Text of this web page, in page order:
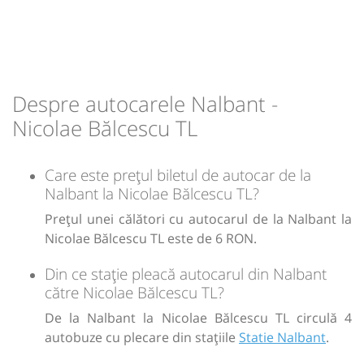
Despre autocarele Nalbant -
Nicolae Bălcescu TL
Care este prețul biletul de autocar de la
Nalbant la Nicolae Bălcescu TL?
Prețul unei călători cu autocarul de la Nalbant la
Nicolae Bălcescu TL este de 6 RON.
Din ce stație pleacă autocarul din Nalbant
către Nicolae Bălcescu TL?
De la Nalbant la Nicolae Bălcescu TL circulă 4
autobuze cu plecare din stațiile Statie Nalbant.